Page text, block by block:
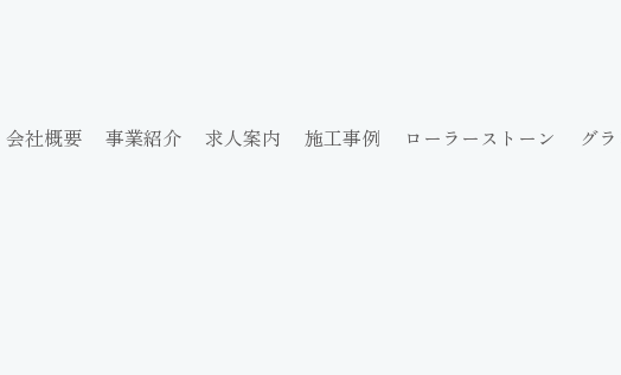
会社概要 事業紹介 求人案内 施工事例 ローラーストーン グ